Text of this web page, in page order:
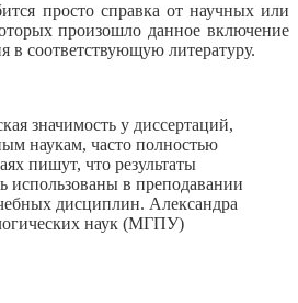
просто справка от научных или
произошло данное включение
в соответствующую литературу.
значимость у диссертаций,
наукам, часто полностью
пишут, что результаты
использованы в преподавании
дисциплин. Александра
наук (МГПУ)